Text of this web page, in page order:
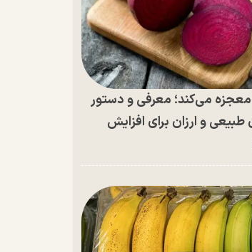
می‌کند؛ معرفی و دستور
و ارزان برای افزایش